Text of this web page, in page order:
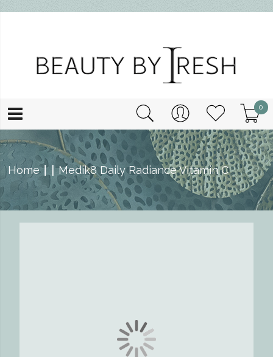
0
Home Medik8 Daily Radiance Vitamin C